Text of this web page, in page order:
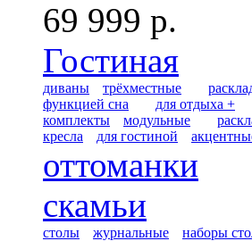
69 999 р.
Гостиная
диваны трёхместные
функцией сна
для отдыха +
комплекты
модульные
кресла
для гостиной
оттоманки
скамьи
столы журнальные наборы